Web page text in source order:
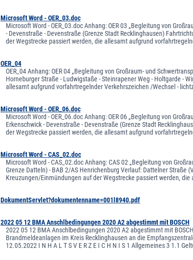
Microsoft Word - OER_03.doc
Microsoft Word - OER_03.doc Anhang: OER 03 „Begleitung von
- Devenstraße - Devenstraße (Grenze Stadt Recklinghausen)
der Wegstrecke passiert werden, die allesamt aufgrund
OER_04
OER_04 Anhang: OER 04 „Begleitung von Großraum- und
Horneburger Straße - Ludwigstaße - Steinrapener Weg - Holtgarde -
allesamt aufgrund vorfahrtregelnder Verkehrszeichen /Wechsel -
Microsoft Word - OER_06.doc
Microsoft Word - OER_06.doc Anhang: OER 06 „Begleitung von
Erkenschwick - Devenstraße - Devenstraße (Grenze Stadt
der Wegstrecke passiert werden, die allesamt aufgrund
Microsoft Word - CAS_02.doc
Microsoft Word - CAS_02.doc Anhang: CAS 02 „Begleitung von
Grenze Datteln) - BAB 2/AS Henrichenburg Verlauf: Dattelner Straße
Kreuzungen/Einmündungen auf der Wegstrecke passiert werden,
DokumentServlet?dokumentenname=001l8940.pdf
2022 05 12 BMA Anschlbedingungen 2020 A2 abgestimmt mit BOSCH
2022 05 12 BMA Anschlbedingungen 2020 A2 abgestimmt mit
Brandmeldeanlagen im Kreis Recklinghausen an die
12.05.2022 I N H A L T S V E R Z E I C H N I S 1 Allgemeines 3 1.1